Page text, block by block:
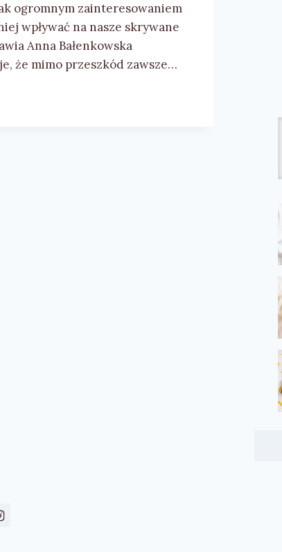
ogromnym zainteresowaniem
wpływać na nasze skrywane
Anna Bałenkowska
że mimo przeszkód zawsze…